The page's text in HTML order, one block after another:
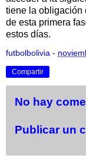
tiene la obligación
de esta primera
estos días.
futbolbolivia -
Compartir
No hay
Publicar un